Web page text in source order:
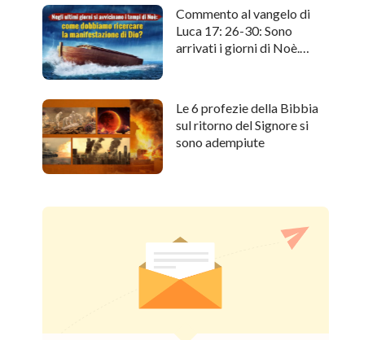
Commento al vangelo di
Luca 17: 26-30: Sono
arrivati i giorni di Noè.
Le 6 profezie della Bibbia
sul ritorno del Signore si
sono adempiute